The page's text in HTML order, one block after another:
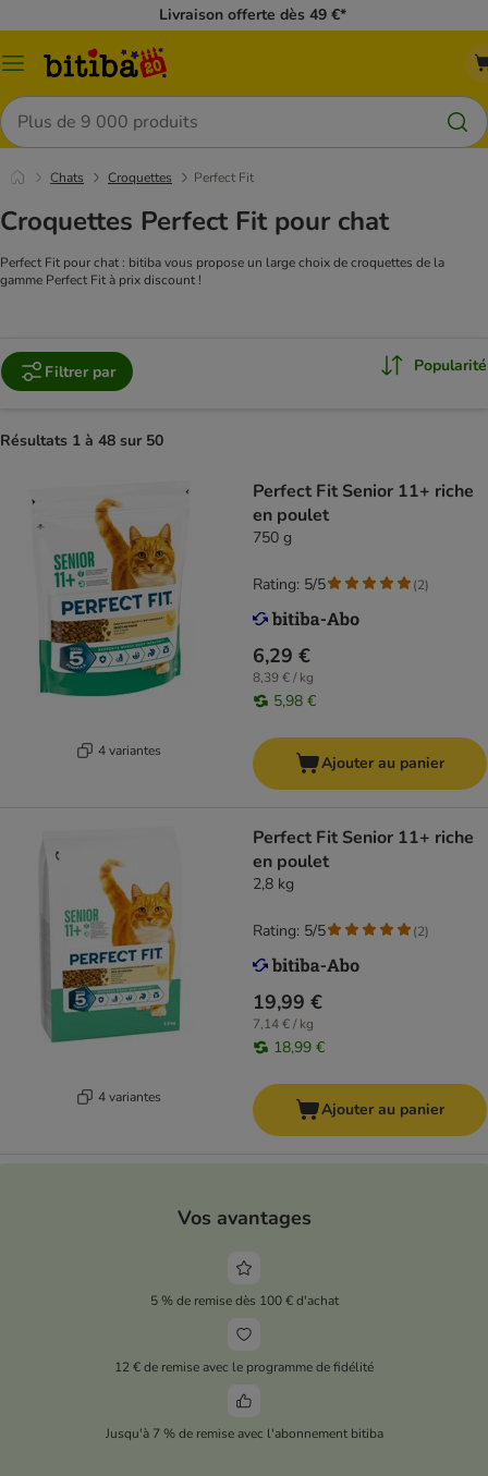
Livraison offerte dès 49 €*
Menu
Rechercher
Chats Croquettes Perfect Fit
Croquettes Perfect Fit pour chat
Perfect Fit pour chat : bitiba vous propose un large choix de croquettes de la
gamme Perfect Fit à prix discount !
Filtrer par Popularité
Résultats 1 à 48 sur 50
4 variantes
Perfect Fit Senior 11+ riche
en poulet
750 g
6,29 €
8,39 € / kg
5,98 €
Rating: 5/5 (2)
Ajouter au panier
4 variantes
Perfect Fit Senior 11+ riche
en poulet
2,8 kg
19,99 €
7,14 € / kg
18,99 €
Rating: 5/5 (2)
Ajouter au panier
Vos avantages
5 % de remise dès 100 € d'achat
12 € de remise avec le programme de fidélité
Jusqu'à 7 % de remise avec l'abonnement bitiba